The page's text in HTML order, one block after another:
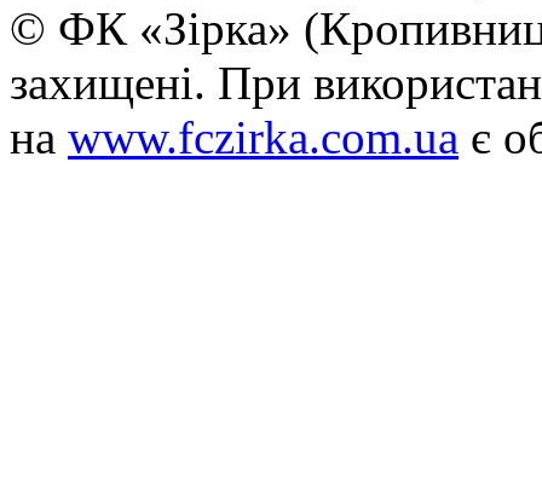
© ФК «Зірка»
захищені. При
на www.fczirka.com.ua є